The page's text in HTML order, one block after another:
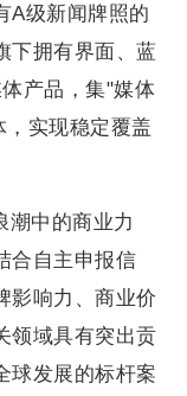
A级新闻牌照的
下拥有界面、蓝
产品，集"媒体
实现稳定覆盖
潮中的商业力
合自主申报信
影响力、商业价
领域具有突出贡
球发展的标杆案